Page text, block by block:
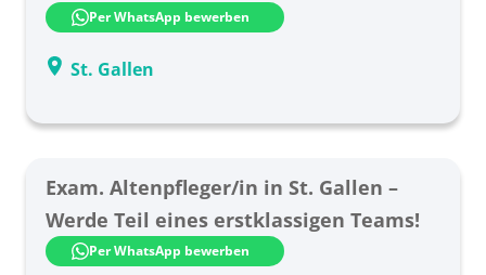
engagierten Teams!
Per WhatsApp bewerben
St. Gallen
Exam. Altenpfleger/in in St. Gallen –
Werde Teil eines erstklassigen Teams!
Per WhatsApp bewerben